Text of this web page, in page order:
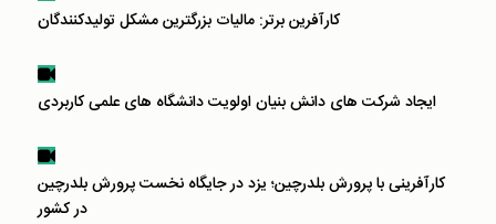
کارآفرین برتر: مالیات بزرگترین مشکل تولیدکنندگان
ایجاد شرکت های دانش بنیان اولویت دانشگاه های علمی کاربردی
کارآفرینی با پرورش بلدرچین؛ یزد در جایگاه نخست پرورش بلدرچین
در کشور